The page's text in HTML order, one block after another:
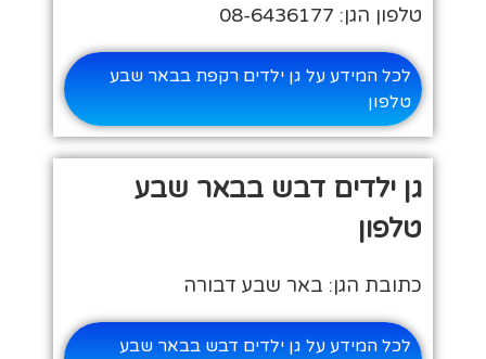
טלפון הגן: 08-6436177
לכל המידע על גן ילדים רקפת בבאר שבע
טלפון
גן ילדים דבש בבאר שבע
טלפון
כתובת הגן: באר שבע דבורה
לכל המידע על גן ילדים דבש בבאר שבע